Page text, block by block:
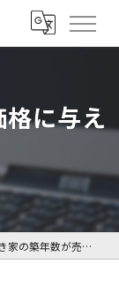
に与え
の築年数が売却価格に与える影響